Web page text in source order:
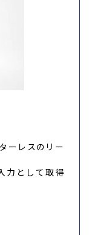
ーレスのリー
力として取得